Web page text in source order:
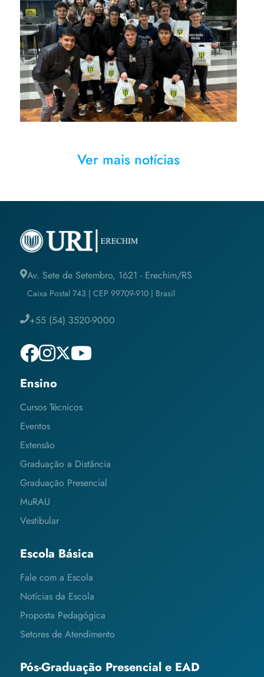
Estudantes do curso com a
equipe técnica do Ypiranga
Ver mais notícias
Av. Sete de Setembro, 1621 - Erechim/RS
Caixa Postal 743 | CEP 99709-910 | Brasil
+55 (54) 3520-9000
Ensino
Cursos Técnicos
Eventos
Extensão
Graduação a Distância
Graduação Presencial
MuRAU
Vestibular
Escola Básica
Fale com a Escola
Notícias da Escola
Proposta Pedagógica
Setores de Atendimento
Pós-Graduação Presencial e EAD